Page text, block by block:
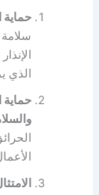
حماية
الذي
حماية